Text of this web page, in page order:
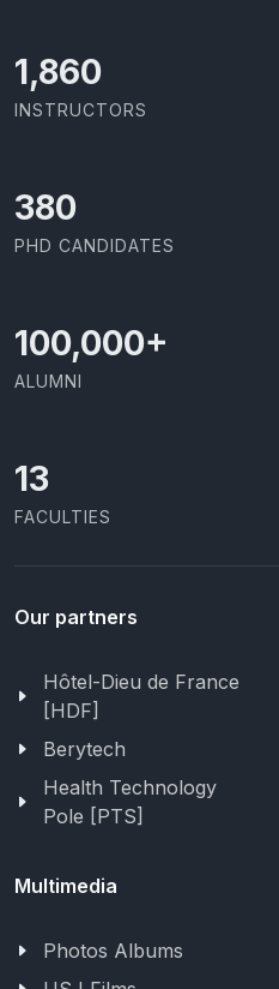
2,029
INSTRUCTORS
414
PHD CANDIDATES
100,000+
ALUMNI
13
FACULTIES
Our partners
Hôtel-Dieu de France
[HDF]
Berytech
Health Technology
Pole [PTS]
Multimedia
Photos Albums